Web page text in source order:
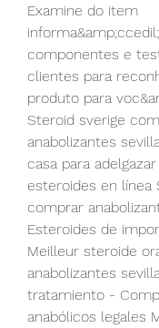
Examine do item
componentes e
clientes para
produto para
Steroid sverige
anabolizantes
casa para
esteroides en línea
comprar
Esteroides de
Meilleur steroide
anabolizantes
tratamiento -
anabólicos legales